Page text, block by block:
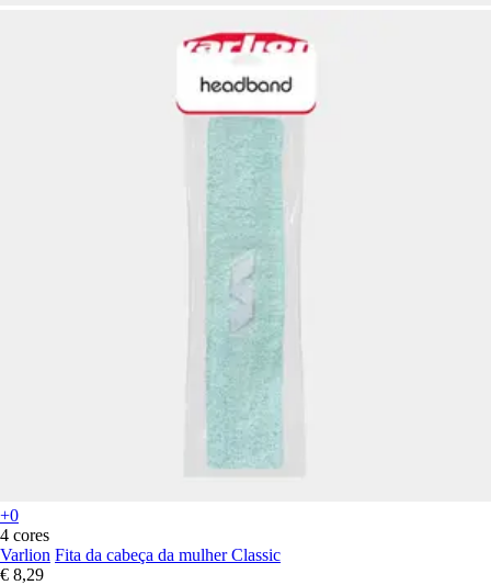
+0
4 cores
Varlion Fita da cabeça da mulher Classic
€ 8,29